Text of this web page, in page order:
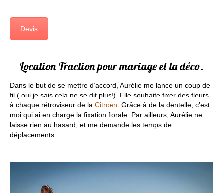
Devis
Location Traction pour mariage et la déco.
Dans le but de se mettre d’accord, Aurélie me lance un coup de
fil ( oui je sais cela ne se dit plus!). Elle souhaite fixer des fleurs
à chaque rétroviseur de la Citroën. Grâce à de la dentelle, c’est
moi qui ai en charge la fixation florale. Par ailleurs, Aurélie ne
laisse rien au hasard, et me demande les temps de
déplacements.